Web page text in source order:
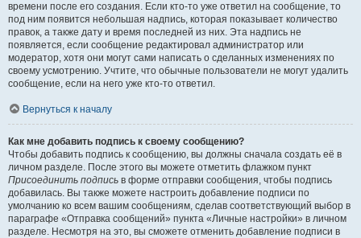
времени после его создания. Если кто-то уже ответил на сообщение, то
под ним появится небольшая надпись, которая показывает количество
правок, а также дату и время последней из них. Эта надпись не
появляется, если сообщение редактировал администратор или
модератор, хотя они могут сами написать о сделанных изменениях по
своему усмотрению. Учтите, что обычные пользователи не могут удалить
сообщение, если на него уже кто-то ответил.
Вернуться к началу
Как мне добавить подпись к своему сообщению?
Чтобы добавить подпись к сообщению, вы должны сначала создать её в
личном разделе. После этого вы можете отметить флажком пункт
Присоединить подпись в форме отправки сообщения, чтобы подпись
добавилась. Вы также можете настроить добавление подписи по
умолчанию ко всем вашим сообщениям, сделав соответствующий выбор в
параграфе «Отправка сообщений» пункта «Личные настройки» в личном
разделе. Несмотря на это, вы сможете отменить добавление подписи в